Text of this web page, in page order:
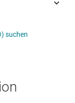
suchen